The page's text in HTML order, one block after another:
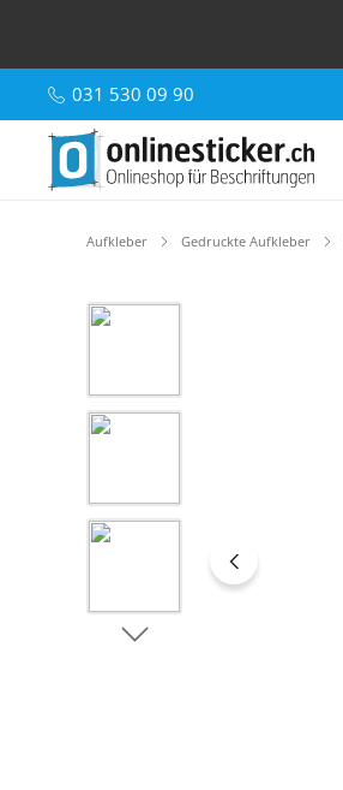
031 530 09 90
Aufkleber Gedruckte Aufkleber
Bildergalerie überspringen